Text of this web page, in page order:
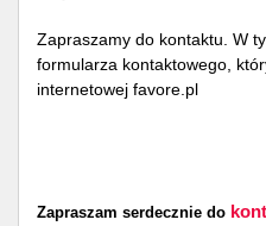
Zapraszamy do kontaktu. W
formularza kontaktowego,
internetowej favore.pl
Zapraszam serdecznie do